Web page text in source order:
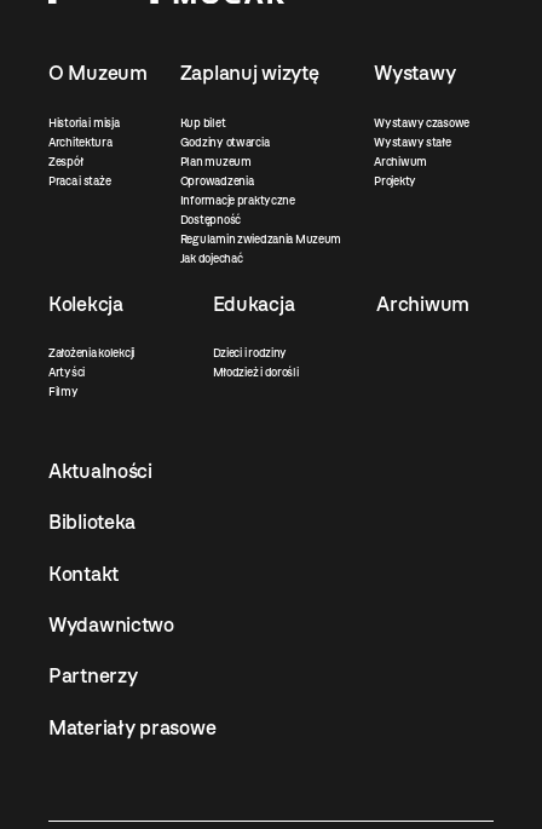
O Muzeum
Historia i misja
Architektura
Zespół
Praca i staże
Zaplanuj wizytę
Kup bilet
Godziny otwarcia
Plan muzeum
Oprowadzenia
Informacje praktyczne
Dostępność
Regulamin zwiedzania Muzeum
Jak dojechać
Wystawy
Wystawy czasowe
Wystawy stałe
Archiwum
Projekty
Kolekcja
Założenia kolekcji
Artyści
Filmy
Edukacja
Dzieci i rodziny
Młodzież i dorośli
Archiwum
Aktualności
Biblioteka
Kontakt
Wydawnictwo
Partnerzy
Materiały prasowe